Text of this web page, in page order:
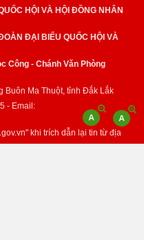
HỘI VÀ HỘI ĐỒNG NHÂN
ĐẠI BIỂU QUỐC HỘI VÀ
Công - Chánh Văn Phòng
Ma Thuột, tỉnh Đắk Lắk
- Email:
khi trích dẫn lại tin từ địa